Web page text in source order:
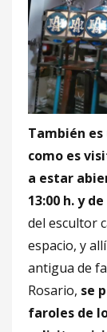
También
como es
a estar
13:00 h. y
del escultor
espacio, y
antigua de
Rosario, se
faroles de